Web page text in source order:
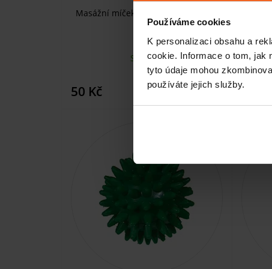
Používáme cookies
K personalizaci obsahu a
cookie. Informace o tom, jak
tyto údaje mohou
používáte jejich služby.
Masážní míček, ježek, tvrdý, 70 mm,
zelený
SKLADEM
50 Kč KOUPIT 52 Kč